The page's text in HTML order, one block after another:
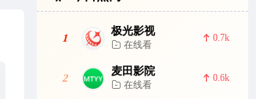
1
极光影视
在线看
0.7k
2
麦田影院
在线看
0.6k